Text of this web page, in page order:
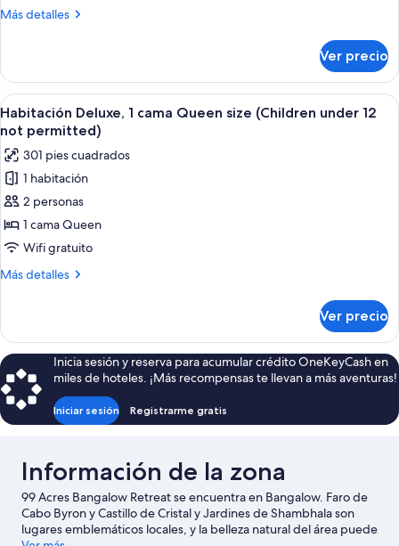
Deluxe,
King
size
y
sofá
cama,
vista
a
la
colina
Más detalles
Más
Deluxe,
cama
King
y
sofá
cama,
vista
a
colina
Ver precio
Abrir
todas
las
fotos
de
Habitación
Deluxe,
1
cama
(Children
under
12
not
permitted)
Un dormitorio con una cama
4
Habitación Deluxe, 1 cama Queen size (Children under 12
not permitted)
301 pies cuadrados
1 habitación
2 personas
1 cama Queen
Wifi gratuito
Más detalles
Más
Deluxe,
cama
Queen
size
(Children
permitted)
Ver precio
Inicia sesión y reserva para acumular crédito OneKeyCash en
miles de hoteles. ¡Más recompensas te llevan a más aventuras!
Iniciar sesión Registrarme gratis
Información de la zona
99 Acres Bangalow Retreat se encuentra en Bangalow. Faro de
Cabo Byron y Castillo de Cristal y Jardines de Shambhala son
lugares emblemáticos locales, y la belleza natural del área puede